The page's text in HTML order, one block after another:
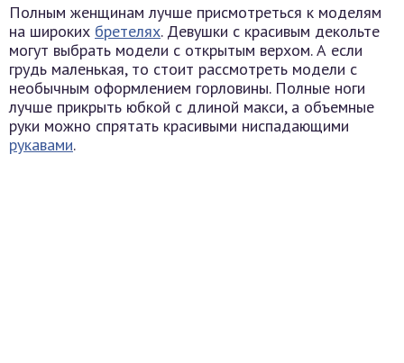
Полным женщинам лучше присмотреться к моделям
на широких бретелях. Девушки с красивым декольте
могут выбрать модели с открытым верхом. А если
грудь маленькая, то стоит рассмотреть модели с
необычным оформлением горловины. Полные ноги
лучше прикрыть юбкой с длиной макси, а объемные
руки можно спрятать красивыми ниспадающими
рукавами.